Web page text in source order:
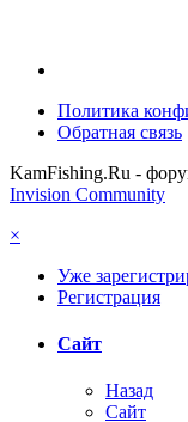
Политика
Обратная связь
KamFishing.Ru -
Invision Community
×
Уже
Регистрация
Сайт
Назад
Сайт